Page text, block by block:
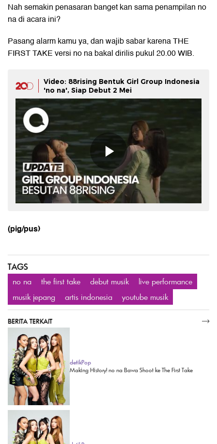
Nah semakin penasaran banget kan sama penampilan no
na di acara ini?
Pasang alarm kamu ya, dan wajib sabar karena THE
FIRST TAKE versi no na bakal dirilis pukul 20.00 WIB.
Video: 88rising Bentuk Girl Group Indonesia
'no na', Siap Debut 2 Mei
(pig/pus)
TAGS
no na the first take debut musik
live performance
musik jepang
artis indonesia youtube musik
BERITA TERKAIT
detikPop
Making History! no na Bawa Shoot ke The First Take